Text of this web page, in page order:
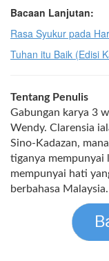
Bacaan Lanjutan:
Rasa Syukur pada
Tuhan itu Baik (Edisi
Tentang Penulis
Gabungan karya 3
Wendy. Clarensia
Sino-Kadazan,
tiganya mempunyai
mempunyai hati
berbahasa Malaysia.